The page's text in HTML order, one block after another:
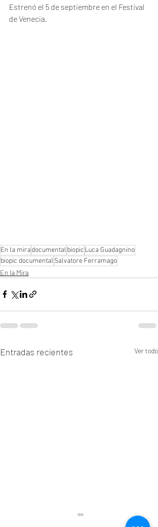
Estrenó el 5 de septiembre en el Festival
de Venecia.
En la miradocumental biopic Luca Guadagnino
biopic documental Salvatore Ferramago
En la Mira
Entradas recientes Ver todo